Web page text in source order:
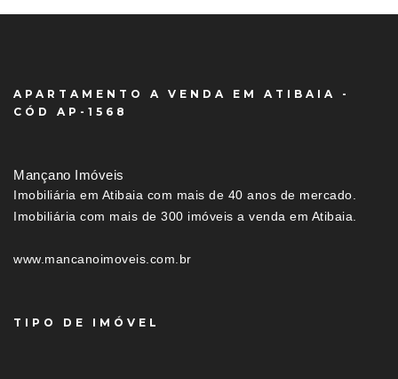
APARTAMENTO A VENDA EM ATIBAIA -
CÓD AP-1568
Mançano Imóveis
Imobiliária em Atibaia com mais de 40 anos de mercado.
Imobiliária com mais de 300 imóveis a venda em Atibaia.
www.mancanoimoveis.com.br
TIPO DE IMÓVEL